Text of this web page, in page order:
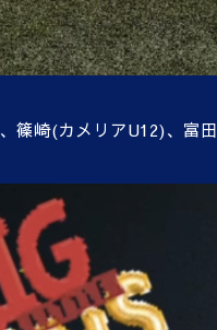
、篠崎(カメリアU12)、富田